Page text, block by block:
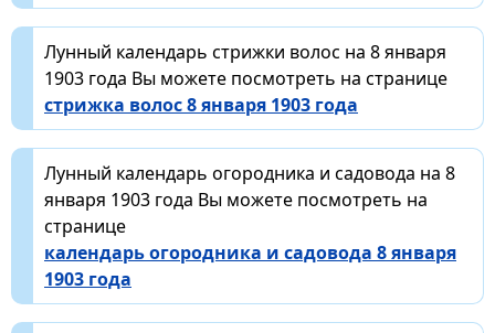
Лунный календарь стрижки волос на 8 января
1903 года Вы можете посмотреть на странице
стрижка волос 8 января 1903 года
Лунный календарь огородника и садовода на 8
января 1903 года Вы можете посмотреть на
странице
календарь огородника и садовода 8 января
1903 года